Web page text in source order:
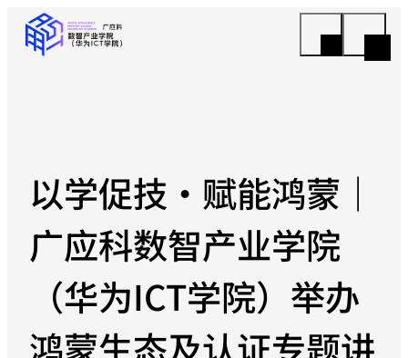
以学促技・赋能鸿蒙｜
广应科数智产业学院
（华为ICT学院）举办
鸿蒙生态及认证专题讲